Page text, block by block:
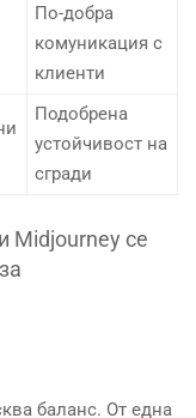
По-добра
комуникация с
клиенти
Подобрена
устойчивост на
сгради
Midjourney се
баланс. От една